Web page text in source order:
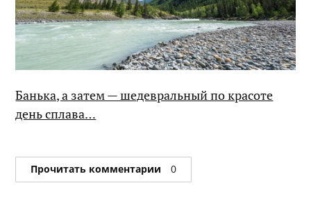
Банька, а затем — шедевральный по красоте
день сплава…
Прочитать комментарии 0